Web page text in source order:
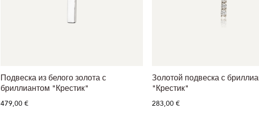
Подвеска из белого золота с
бриллиантом "Крестик"
479,00 €
Золотой подвеска с
"Крестик"
283,00 €